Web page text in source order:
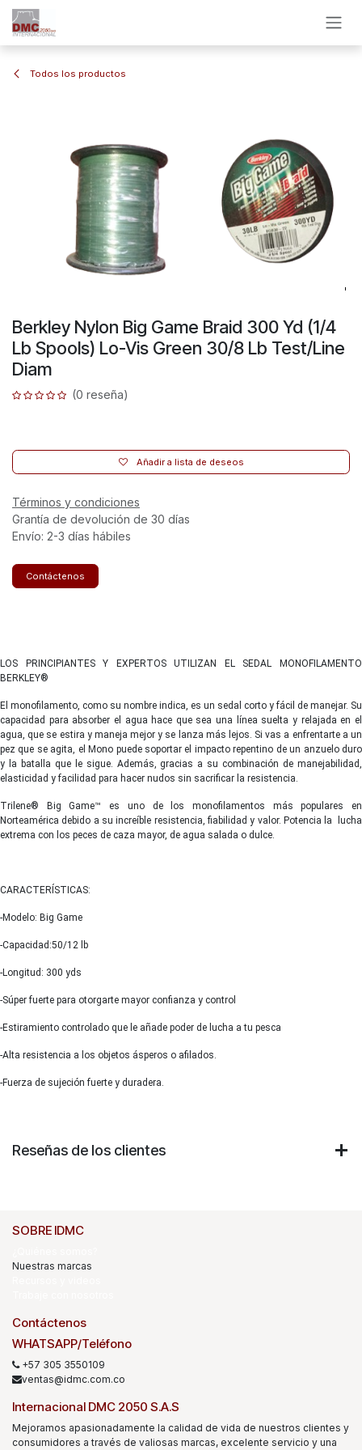
Todos los productos
Berkley Nylon Big Game Braid 300 Yd (1/4
Lb Spools) Lo-Vis Green 30/8 Lb Test/Line
Diam
(0 reseña)
Añadir a lista de deseos
Términos y condiciones
Grantía de devolución de 30 días
Envío: 2-3 días hábiles
Contáctenos
LOS PRINCIPIANTES Y EXPERTOS UTILIZAN EL SEDAL MONOFILAMENTO
BERKLEY®
El monofilamento, como su nombre indica, es un sedal corto y fácil de manejar. Su
capacidad para absorber el agua hace que sea una línea suelta y relajada en el
agua, que se estira y maneja mejor y se lanza más lejos. Si vas a enfrentarte a un
pez que se agita, el Mono puede soportar el impacto repentino de un anzuelo duro
y la batalla que le sigue. Además, gracias a su combinación de manejabilidad,
elasticidad y facilidad para hacer nudos sin sacrificar la resistencia.
Trilene® Big Game™ es uno de los monofilamentos más populares en
Norteamérica debido a su increíble resistencia, fiabilidad y valor. Potencia la lucha
extrema con los peces de caza mayor, de agua salada o dulce.
CARACTERÍSTICAS:
-Modelo: Big Game
-Capacidad:50/12 lb
-Longitud: 300 yds
-Súper fuerte para otorgarte mayor confianza y control
-Estiramiento controlado que le añade poder de lucha a tu pesca
-Alta resistencia a los objetos ásperos o afilados.
-Fuerza de sujeción fuerte y duradera.
Reseñas de los clientes
SOBRE IDMC
Nuestras marcas
Contáctenos
WHATSAPP/Teléfono
+57 305 3550109
ventas@idmc.com.co
Internacional DMC 2050 S.A.S
Mejoramos apasionadamente la calidad de vida de nuestros clientes y
consumidores a través de valiosas marcas, excelente servicio y una